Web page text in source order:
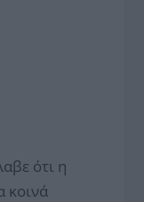
ότι η
κοινά